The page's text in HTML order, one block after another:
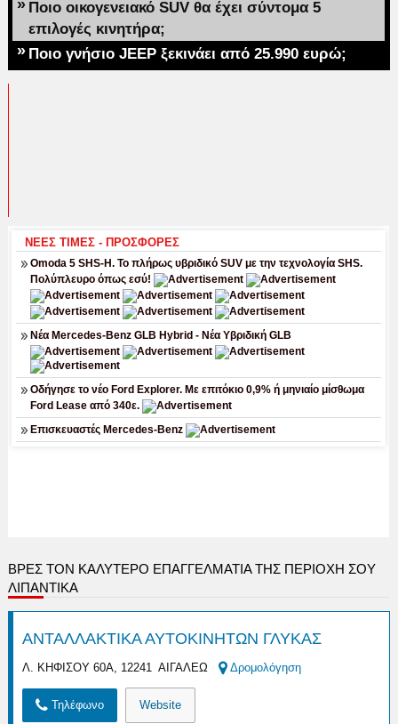
» Ποιο οικογενειακό SUV θα έχει σύντομα 5
επιλογές κινητήρα;
» Ποιο γνήσιο JEEP ξεκινάει από 25.990 ευρώ;
ΒΡΕΣ ΤΟΝ ΚΑΛΎΤΕΡΟ ΕΠΑΓΓΕΛΜΑΤΊΑ ΤΗΣ ΠΕΡΙΟΧΉ ΣΟΥ
ΛΙΠΑΝΤΙΚΑ
ΑΝΤΑΛΛΑΚΤΙΚΑ ΑΥΤΟΚΙΝΗΤΩΝ ΓΛΥΚΑΣ
Λ. ΚΗΦΙΣΟΥ 60Α, 12241 ΑΙΓΑΛΕΩ Δρομολόγηση
Τηλέφωνο Website